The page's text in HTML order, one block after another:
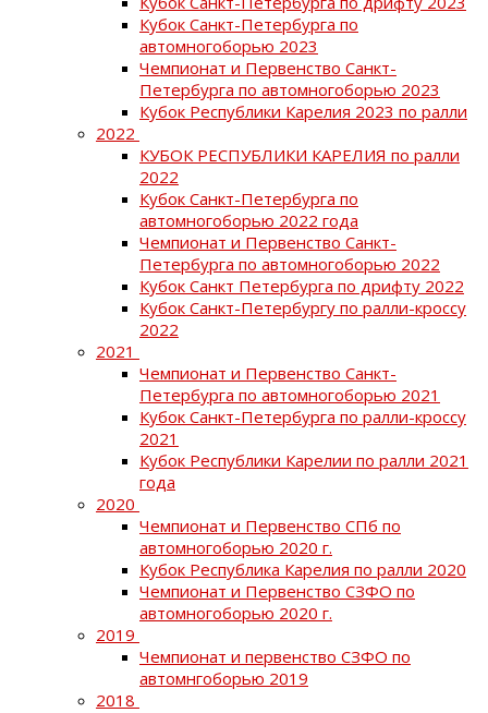
Кубок Санкт-Петербурга по
автомногоборью 2023
Чемпионат и Первенство Санкт-
Петербурга по автомногоборью 2023
Кубок Республики Карелия 2023 по ралли
2022
КУБОК РЕСПУБЛИКИ КАРЕЛИЯ по ралли
2022
Кубок Санкт-Петербурга по
автомногоборью 2022 года
Чемпионат и Первенство Санкт-
Петербурга по автомногоборью 2022
Кубок Санкт Петербурга по дрифту 2022
Кубок Санкт-Петербургу по ралли-кроссу
2022
2021
Чемпионат и Первенство Санкт-
Петербурга по автомногоборью 2021
Кубок Санкт-Петербурга по ралли-кроссу
2021
Кубок Республики Карелии по ралли 2021
года
2020
Чемпионат и Первенство СПб по
автомногоборью 2020 г.
Кубок Республика Карелия по ралли 2020
Чемпионат и Первенство СЗФО по
автомногоборью 2020 г.
2019
Чемпионат и первенство СЗФО по
автомнгоборью 2019
2018